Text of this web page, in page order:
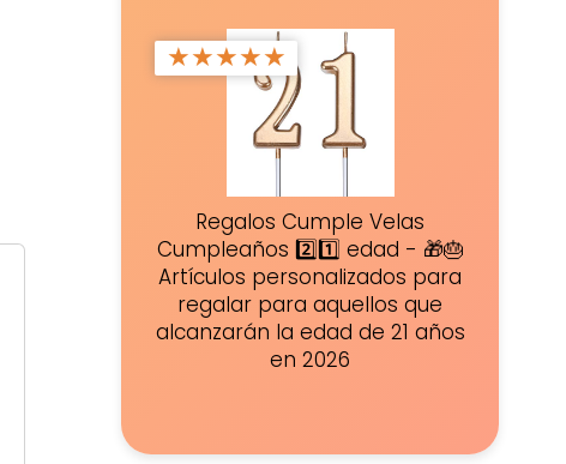
★★★★★
Regalos Cumple Velas
Cumpleaños 2️⃣1️⃣ edad - 🎁🎂
Artículos personalizados para
regalar para aquellos que
alcanzarán la edad de 21 años
en 2026